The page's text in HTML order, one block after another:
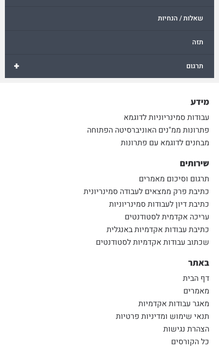
שאלות / הנחיות
תזה
+ תרגום
מידע
עבודות סמינריוניות לדוגמא
פתרונות ממ"נים האוניברסיטה הפתוחה
מבחנים לדוגמא עם פתרונות
שירותים
תרגום וסיכום מאמרים
כתיבת פרק ממצאים לעבודה סמינריונית
כתיבת דיון לעבודות סמינריוניות
עריכה אקדמית לסטודנטים
כתיבת עבודות אקדמיות באנגלית
שכתוב עבודות אקדמיות לסטודנטים
באתר
דף הבית
מאמרים
מאגר עבודות אקדמיות
תנאי שימוש ומדיניות פרטיות
הצהרת נגישות
כל הקורסים